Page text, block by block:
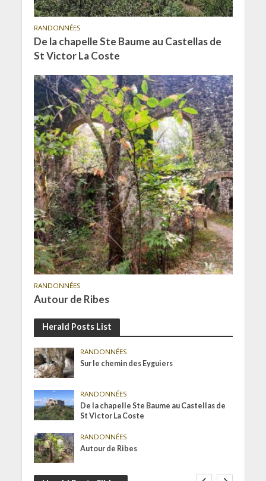
RANDONNÉES
De la chapelle Ste Baume au Castellas de
St Victor La Coste
RANDONNÉES
Autour de Ribes
Herald Posts List
RANDONNÉES
Sur le chemin des Eyguiers
RANDONNÉES
De la chapelle Ste Baume au Castellas de
St Victor La Coste
RANDONNÉES
Autour de Ribes